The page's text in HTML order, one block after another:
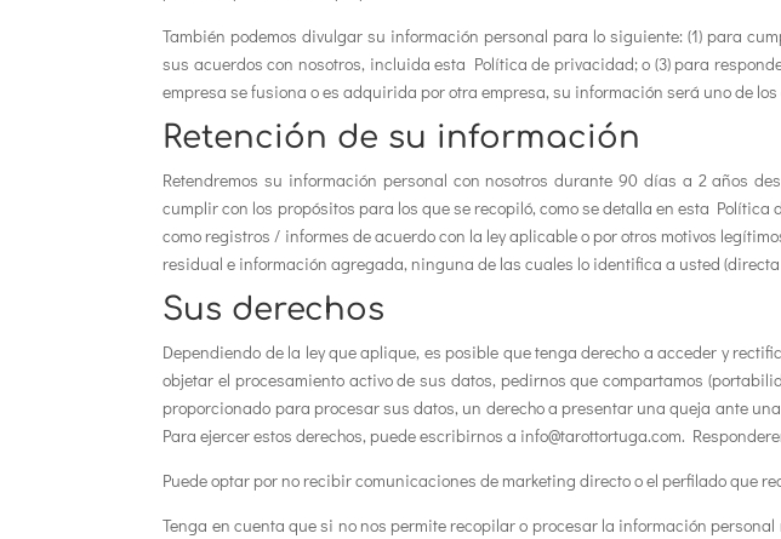
También podemos divulgar su información personal para lo siguiente: (1) para
sus acuerdos con nosotros, incluida esta Política de privacidad; o (3) para
empresa se fusiona o es adquirida por otra empresa, su información será uno de
Retención de su información
Retendremos su información personal con nosotros durante 90 días a 2 años
cumplir con los propósitos para los que se recopiló, como se detalla en esta
como registros / informes de acuerdo con la ley aplicable o por otros motivos
residual e información agregada, ninguna de las cuales lo identifica a usted
Sus derechos
Dependiendo de la ley que aplique, es posible que tenga derecho a acceder y
objetar el procesamiento activo de sus datos, pedirnos que compartamos
proporcionado para procesar sus datos, un derecho a presentar una queja ante
Para ejercer estos derechos, puede escribirnos a info@tarottortuga.com.
Puede optar por no recibir comunicaciones de marketing directo o el perfilado que
Tenga en cuenta que si no nos permite recopilar o procesar la información